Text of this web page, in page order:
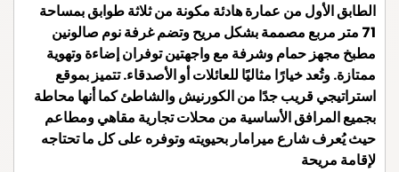
الطابق الأول من عمارة هادئة مكونة من ثلاثة طوابق بمساحة
71 متر مربع مصممة بشكل مريح وتضم غرفة نوم صالونين
مطبخ مجهز حمام وشرفة مع واجهتين توفران إضاءة وتهوية
ممتازة. وتُعد خيارًا مثاليًا للعائلات أو الأصدقاء. تتميز بموقع
استراتيجي قريب جدًا من الكورنيش والشاطئ كما أنها محاطة
بجميع المرافق الأساسية من محلات تجارية مقاهي ومطاعم
حيث يُعرف شارع ميرامار بحيويته وتوفره على كل ما تحتاجه
لإقامة مريحة